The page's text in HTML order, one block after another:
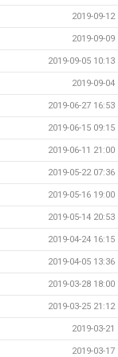
2019-09-12
2019-09-09
2019-09-05 10:13
2019-09-04
2019-06-27 16:53
2019-06-15 09:15
2019-06-11 21:00
2019-05-22 07:36
2019-05-16 19:00
2019-05-14 20:53
2019-04-24 16:15
2019-04-05 13:36
2019-03-28 18:00
2019-03-25 21:12
2019-03-21
2019-03-17